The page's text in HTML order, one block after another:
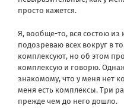
просто кажется.
Я, вообще-то, вся состою
подозреваю всех вокруг в
комплексуют, но об этом
комплексую и говорю.
знакомому, что у меня нет
меня есть комплексы. Три
прежде чем до него дошло.